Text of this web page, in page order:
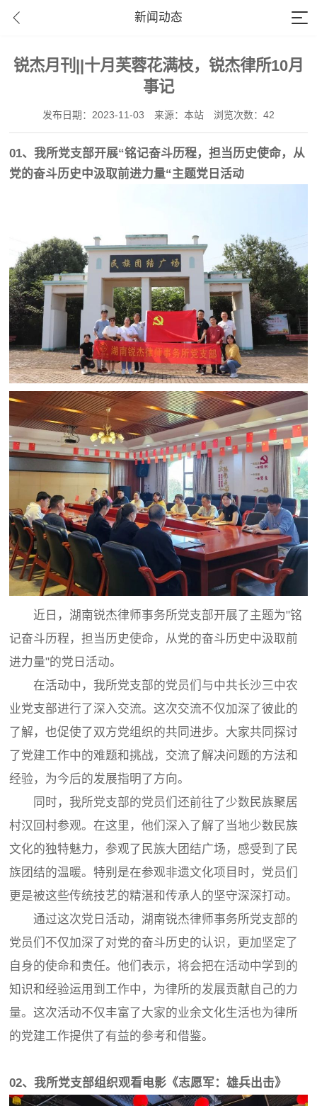
新闻动态
锐杰月刊||十月芙蓉花满枝，锐杰律所10月
事记
发布日期：2023-11-03 来源：本站 浏览次数：42
01、我所党支部开展“铭记奋斗历程，担当历史使命，从
党的奋斗历史中汲取前进力量“主题党日活动
近日，湖南锐杰律师事务所党支部开展了主题为"铭
记奋斗历程，担当历史使命，从党的奋斗历史中汲取前
进力量"的党日活动。
在活动中，我所党支部的党员们与中共长沙三中农
业党支部进行了深入交流。这次交流不仅加深了彼此的
了解，也促使了双方党组织的共同进步。大家共同探讨
了党建工作中的难题和挑战，交流了解决问题的方法和
经验，为今后的发展指明了方向。
同时，我所党支部的党员们还前往了少数民族聚居
村汉回村参观。在这里，他们深入了解了当地少数民族
文化的独特魅力，参观了民族大团结广场，感受到了民
族团结的温暖。特别是在参观非遗文化项目时，党员们
更是被这些传统技艺的精湛和传承人的坚守深深打动。
通过这次党日活动，湖南锐杰律师事务所党支部的
党员们不仅加深了对党的奋斗历史的认识，更加坚定了
自身的使命和责任。他们表示，将会把在活动中学到的
知识和经验运用到工作中，为律所的发展贡献自己的力
量。这次活动不仅丰富了大家的业余文化生活也为律所
的党建工作提供了有益的参考和借鉴。
02、我所党支部组织观看电影《志愿军：雄兵出击》